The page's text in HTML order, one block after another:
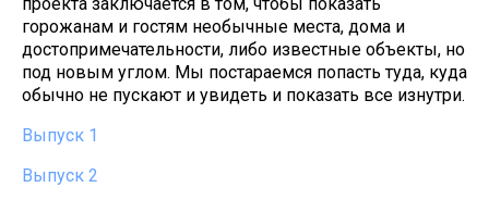
горожанам и гостям необычные места, дома и
достопримечательности, либо известные объекты, но
под новым углом. Мы постараемся попасть туда, куда
обычно не пускают и увидеть и показать все изнутри.
Выпуск 1
Выпуск 2